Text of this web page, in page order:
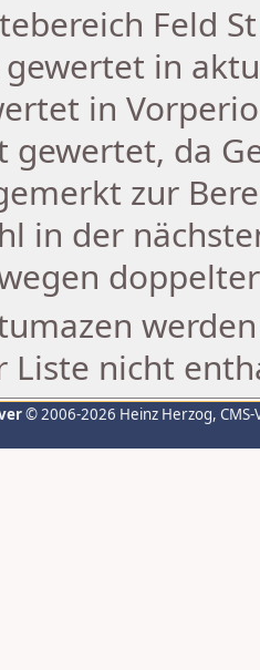
Feld
in
in
gewertet, da
zur
in der
Liste nicht
© 2006-2026 Heinz Herzog,